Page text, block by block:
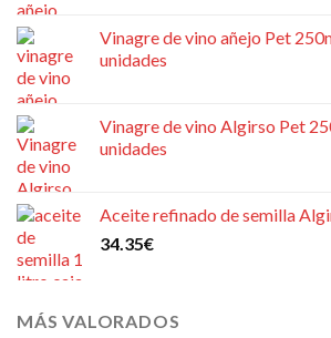
Vinagre de vino añejo Pet
unidades
Vinagre de vino Algirso Pet
unidades
Aceite refinado de semilla
34.35€
MÁS VALORADOS